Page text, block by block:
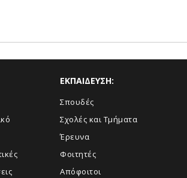
ΕΚΠΑΙΔΕΥΣΗ:
Σπουδές
Σχολές και Τμήματα
Έρευνα
Φοιτητές
Απόφοιτοι